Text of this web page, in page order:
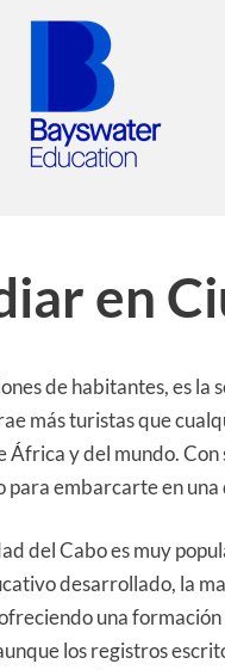
en
de habitantes, es
más turistas que
África y del mundo.
embarcarte en
del Cabo es muy
desarrollado, la
una
los registros